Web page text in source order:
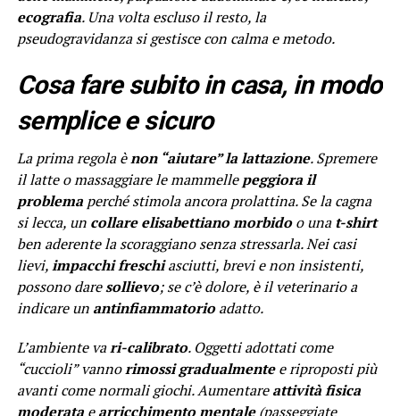
ecografia. Una volta escluso il resto, la
pseudogravidanza si gestisce con calma e metodo.
Cosa fare subito in casa, in modo
semplice e sicuro
La prima regola ènon “aiutare” la lattazione. Spremere
il latte o massaggiare le mammellepeggiora il
problemaperché stimola ancora prolattina. Se la cagna
si lecca, un collare elisabettiano morbidoo unat-shirt
ben aderente la scoraggiano senza stressarla. Nei casi
lievi,impacchi freschiasciutti, brevi e non insistenti,
possono daresollievo; se c’è dolore, è il veterinario a
indicare un antinfiammatorioadatto.
L’ambiente vari-calibrato. Oggetti adottati come
“cuccioli” vannorimossi gradualmentee riproposti più
avanti come normali giochi. Aumentareattività fisica
moderataearricchimento mentale(passeggiate